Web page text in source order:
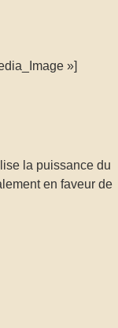
»]
la puissance du
en faveur de